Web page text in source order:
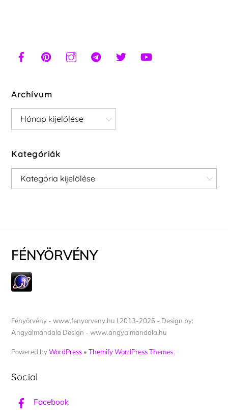
Archívum
Archívum
Kategóriák
Kategóriák
FÉNYÖRVÉNY
Fényörvény - www.fenyorveny.hu I 2013-2026 - Design by:
Angyalmandala Design - www.angyalmandala.hu
Powered byWordPress •Themify WordPress Themes
Social
Facebook